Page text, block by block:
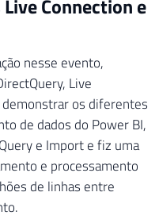
Connection e
nesse evento,
Live
demonstrar os diferentes
de dados do Power BI,
e Import e fiz uma
e processamento
de linhas entre